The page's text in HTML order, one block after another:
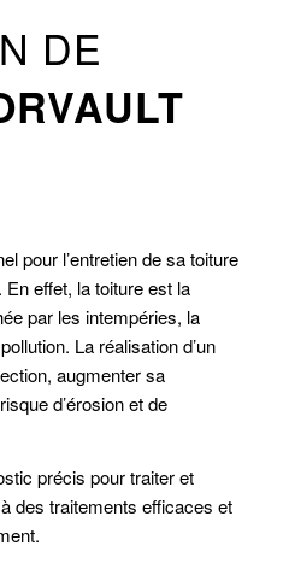
DE
pour l’entretien de sa toiture
effet, la toiture est la
par les intempéries, la
La réalisation d’un
augmenter sa
d’érosion et de
précis pour traiter et
des traitements efficaces et